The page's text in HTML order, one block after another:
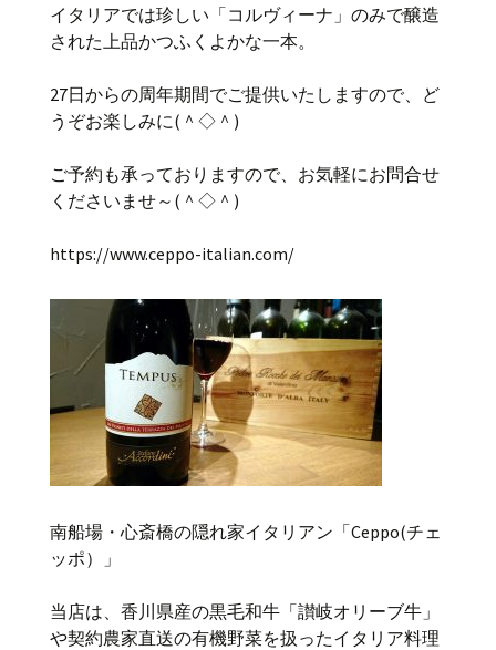
イタリアでは珍しい「コルヴィーナ」のみで醸造
された上品かつふくよかな一本。
27日からの周年期間でご提供いたしますので、ど
うぞお楽しみに(＾◇＾)
ご予約も承っておりますので、お気軽にお問合せ
くださいませ～(＾◇＾)
https://www.ceppo-italian.com/
南船場・心斎橋の隠れ家イタリアン「Ceppo(チェ
ッポ）」
当店は、香川県産の黒毛和牛「讃岐オリーブ牛」
や契約農家直送の有機野菜を扱ったイタリア料理